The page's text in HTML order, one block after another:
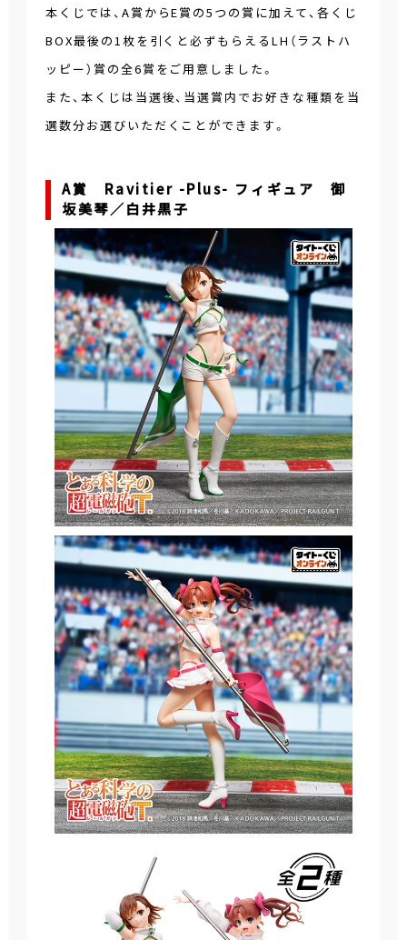
本くじでは、A賞からE賞の5つの賞に加えて、各くじ
BOX最後の1枚を引くと必ずもらえるLH（ラストハ
ッピー）賞の全6賞をご用意しました。
また、本くじは当選後、当選賞内でお好きな種類を当
選数分お選びいただくことができます。
A賞 Ravitier -Plus- フィギュア 御
坂美琴／白井黒子